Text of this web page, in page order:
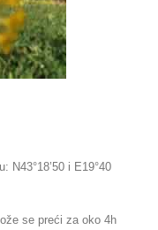
N43°18’50 i E19°40
se preći za oko 4h